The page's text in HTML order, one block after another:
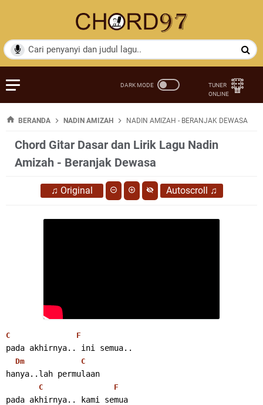
BERANDA NADIN AMIZAH NADIN AMIZAH - BERANJAK DEWASA
Chord Gitar Dasar dan Lirik Lagu Nadin
Amizah - Beranjak Dewasa
♫ Original Autoscroll ♫
C F
pada akhirnya.. ini semua..
Dm C
hanya..lah permulaan
C F
pada akhirnya.. kami semua